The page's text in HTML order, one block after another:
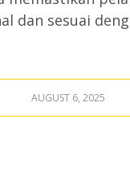
dan sesuai
AUGUST 6, 2025